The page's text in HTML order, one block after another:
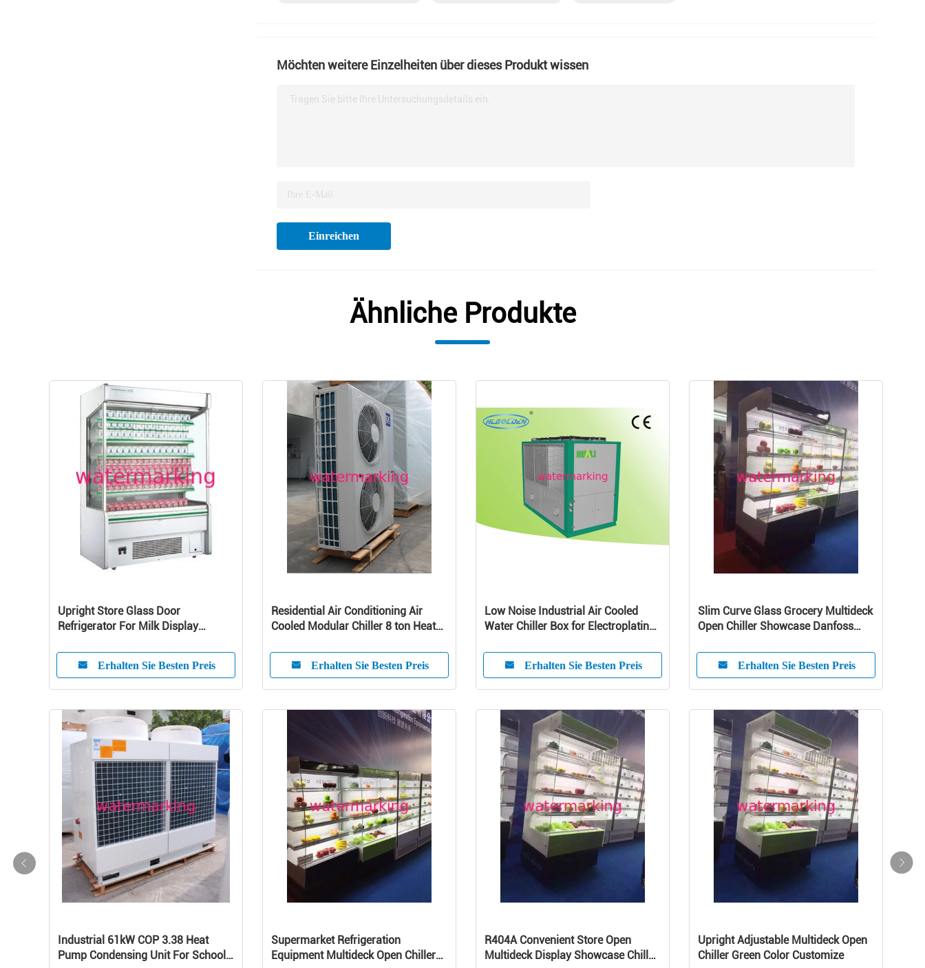
Möchten weitere Einzelheiten über dieses Produkt wissen
Tragen Sie bitte Ihre Untersuchungsdetails ein.
Einreichen
Ähnliche Produkte
Upright Store Glass Door
Refrigerator For Milk Display
Erhalten Sie Besten Preis
Residential Air Conditioning Air
Cooled Modular Chiller 8 ton Heat
Erhalten Sie Besten Preis
Low Noise Industrial Air Cooled
Water Chiller Box for Electroplating ,
Erhalten Sie Besten Preis
Slim Curve Glass Grocery Multideck
Open Chiller Showcase Danfoss
Erhalten Sie Besten Preis
Industrial 61kW COP 3.38 Heat
Pump Condensing Unit For School /
Supermarket Refrigeration
Equipment Multideck Open Chiller
R404A Convenient Store Open
Multideck Display Showcase Chiller
Upright Adjustable Multideck Open
Chiller Green Color Customize